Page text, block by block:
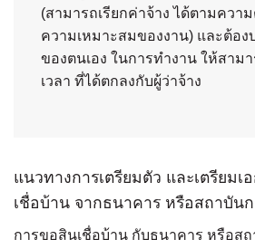
(สามารถเรียกค่าจ้าง ได้ตามควา
ความเหมาะสมของงาน) และต้อง
ของตนเอง ในการทำงาน ให้สาม
เวลา ที่ได้ตกลงกับผู้ว่าจ้าง
แนวทางการเตรียมตัว และเตรียม
เชื่อบ้าน จากธนาคาร หรือสถาบัน
การขอสินเชื่อบ้าน กับธนาคาร หรือสถ